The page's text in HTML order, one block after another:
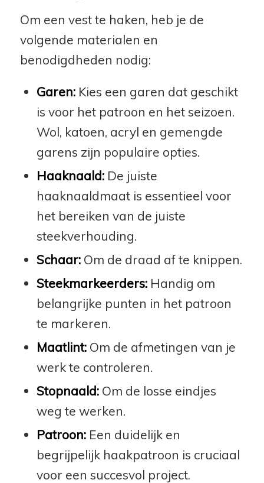
Om een vest te haken, heb je de
volgende materialen en
benodigdheden nodig:
Garen:Kies een garen dat geschikt
is voor het patroon en het seizoen.
Wol, katoen, acryl en gemengde
garens zijn populaire opties.
Haaknaald:De juiste
haaknaaldmaat is essentieel voor
het bereiken van de juiste
steekverhouding.
Schaar:Om de draad af te knippen.
Steekmarkeerders:Handig om
belangrijke punten in het patroon
te markeren.
Maatlint:Om de afmetingen van je
werk te controleren.
Stopnaald:Om de losse eindjes
weg te werken.
Patroon:Een duidelijk en
begrijpelijk haakpatroon is cruciaal
voor een succesvol project.